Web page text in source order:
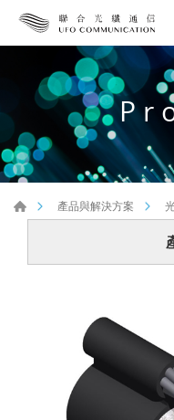
產品與解決方案